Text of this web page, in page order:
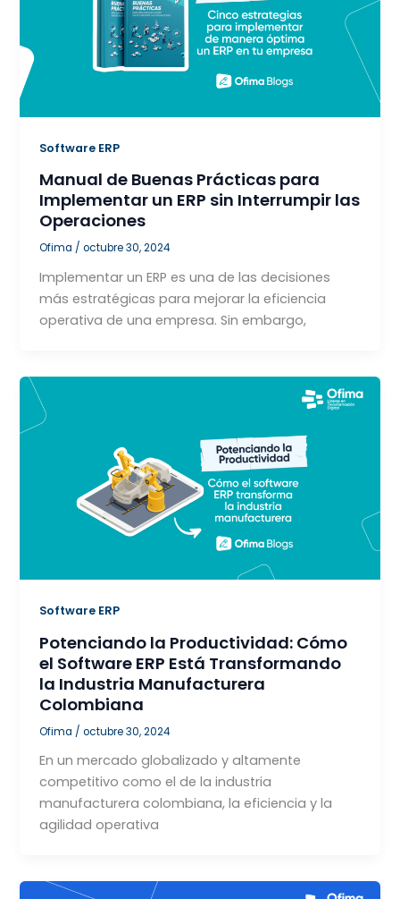
Software ERP
Manual de Buenas Prácticas para
Implementar un ERP sin Interrumpir las
Operaciones
Ofima /octubre 30, 2024
Implementar un ERP es una de las decisiones
más estratégicas para mejorar la eficiencia
operativa de una empresa. Sin embargo,
Software ERP
Potenciando la Productividad: Cómo
el Software ERP Está Transformando
la Industria Manufacturera
Colombiana
Ofima /octubre 30, 2024
En un mercado globalizado y altamente
competitivo como el de la industria
manufacturera colombiana, la eficiencia y la
agilidad operativa